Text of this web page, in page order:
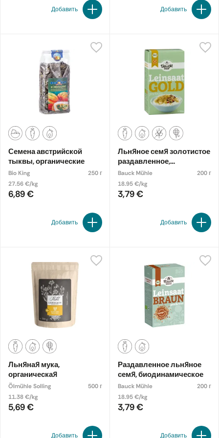
Добавить Добавить
Семена австрийской
тыквы, органические
Bio King
250 г
27.56 €/kg
6,89 €
Добавить
Льняное семя золотистое
раздавленное,
экологическое
Bauck Mühle
200 г
18.95 €/kg
3,79 €
Добавить
Льняная мука,
органическая
Ölmühle Solling
500 г
11.38 €/kg
5,69 €
Добавить
Раздавленное льняное
семя, биодинамическое
Bauck Mühle
200 г
18.95 €/kg
3,79 €
Добавить